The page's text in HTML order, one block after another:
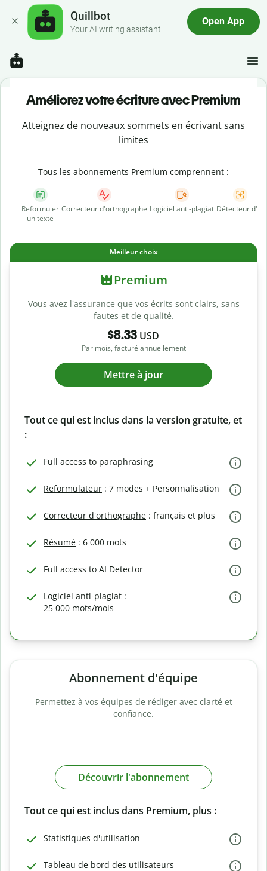
Quillbot
Your AI writing assistant
Open App
Améliorez votre écriture avec Premium
Atteignez de nouveaux sommets en écrivant sans
limites
Tous les abonnements Premium comprennent :
Reformuler
un texte
Correcteur d'orthographe Logiciel anti-plagiat Détecteur d'IA
Meilleur choix
Premium
Vous avez l'assurance que vos écrits sont clairs, sans
fautes et de qualité.
$8.33 USD
Par mois, facturé annuellement
Mettre à jour
Tout ce qui est inclus dans la version gratuite, et
:
Full access to paraphrasing
Reformulateur : 7 modes + Personnalisation
Correcteur d'orthographe : français et plus
Résumé : 6 000 mots
Full access to AI Detector
Logiciel anti-plagiat :
25 000 mots/mois
Abonnement d'équipe
Permettez à vos équipes de rédiger avec clarté et
confiance.
Découvrir l'abonnement
Tout ce qui est inclus dans Premium, plus :
Statistiques d'utilisation
Tableau de bord des utilisateurs